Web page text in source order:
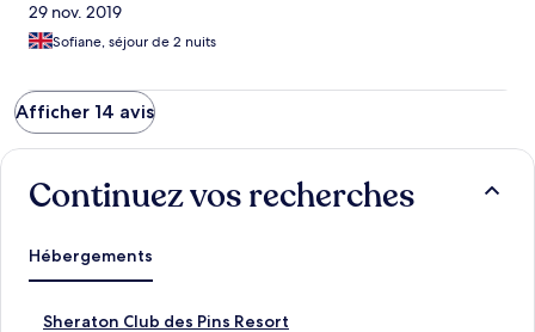
29 nov. 2019
Sofiane, séjour de 2 nuits
Afficher 14 avis
Continuez vos recherches
Hébergements
Sheraton Club des Pins Resort
L